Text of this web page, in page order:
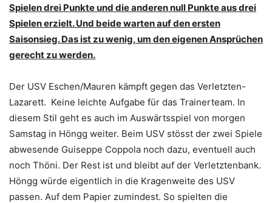
Spielen drei Punkte und die anderen null Punkte aus drei
Spielen erzielt. Und beide warten auf den ersten
Saisonsieg. Das ist zu wenig, um den eigenen Ansprüchen
gerecht zu werden.
Der USV Eschen/Mauren kämpft gegen das Verletzten-
Lazarett. Keine leichte Aufgabe für das Trainerteam. In
diesem Stil geht es auch im Auswärtsspiel von morgen
Samstag in Höngg weiter. Beim USV stösst der zwei Spiele
abwesende Guiseppe Coppola noch dazu, eventuell auch
noch Thöni. Der Rest ist und bleibt auf der Verletztenbank.
Höngg würde eigentlich in die Kragenweite des USV
passen. Auf dem Papier zumindest. So spielten die